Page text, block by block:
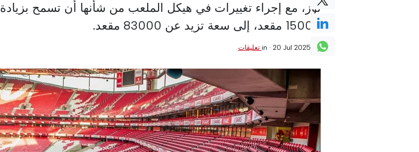
لوز، مع إجراء تغييرات في هيكل الملعب من شأنها أن تسمح بزيادة
15000 مقعد، إلى سعة تزيد عن 83000 مقعد.
in · 20 Jul 2025 0 تعليقات